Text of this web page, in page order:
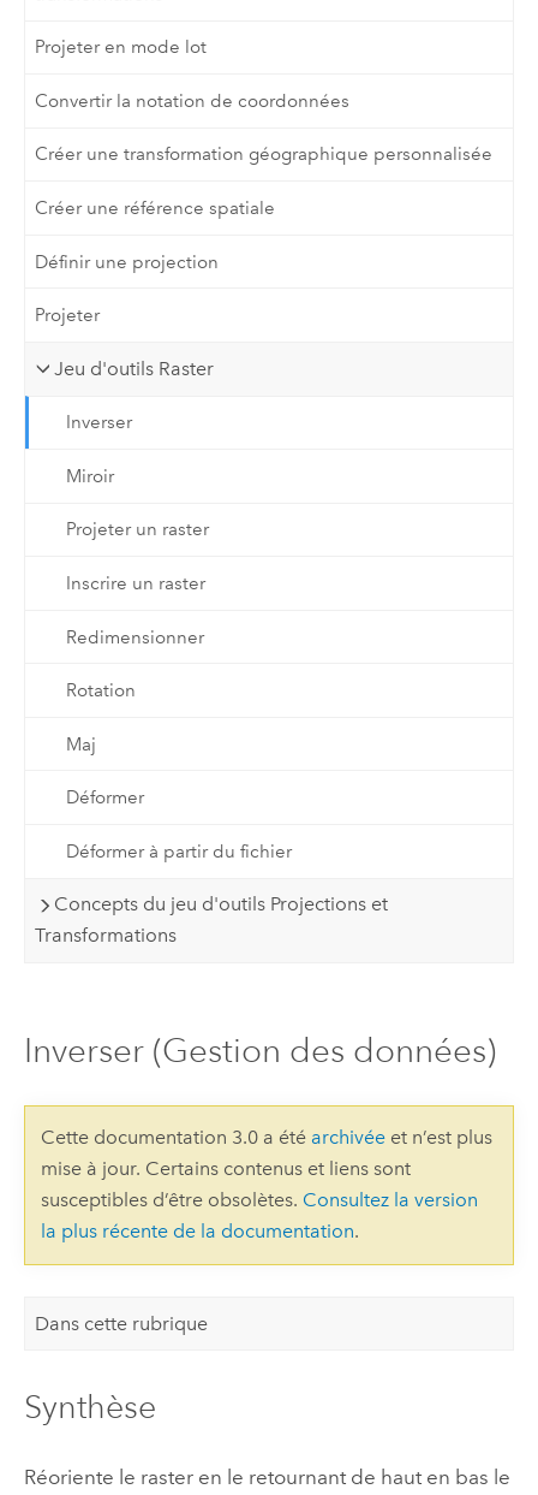
Projeter en mode lot
Convertir la notation de coordonnées
Créer une transformation géographique personnalisée
Créer une référence spatiale
Définir une projection
Projeter
Jeu d'outils Raster
Inverser
Miroir
Projeter un raster
Inscrire un raster
Redimensionner
Rotation
Maj
Déformer
Déformer à partir du fichier
Concepts du jeu d'outils Projections et
Transformations
Inverser (Gestion des données)
Cette documentation 3.0 a été archivéeet n’est plus
mise à jour. Certains contenus et liens sont
susceptibles d’être obsolètes. Consultez la version
la plus récente de la documentation.
Dans cette rubrique
Synthèse
Réoriente le raster en le retournant de haut en bas le